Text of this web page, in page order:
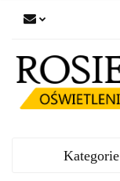
Kategorie